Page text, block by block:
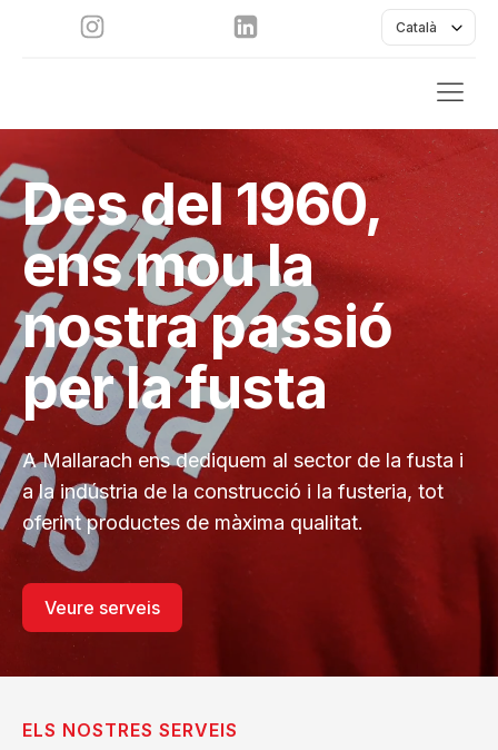
Català
Des del 1960,
ens mou la
nostra passió
per la fusta
A Mallarach ens dediquem al sector de la fusta i
a la indústria de la construcció i la fusteria, tot
oferint productes de màxima qualitat.
Veure serveis
ELS NOSTRES SERVEIS